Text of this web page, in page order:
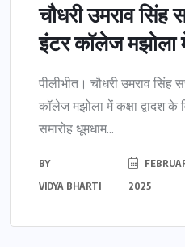
चौधरी उमराव सिंह
इंटर कॉलेज मझोला
पीलीभीत। चौधरी उमराव सिंह
कॉलेज मझोला में कक्षा द्वादश के
समारोह धूमधाम...
BY
VIDYA BHARTI
2025